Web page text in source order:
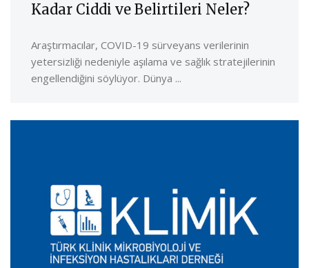
Kadar Ciddi ve Belirtileri Neler?
Araştırmacılar, COVID-19 sürveyans verilerinin
yetersizliği nedeniyle aşılama ve sağlık stratejilerinin
engellendiğini söylüyor. Dünya ...